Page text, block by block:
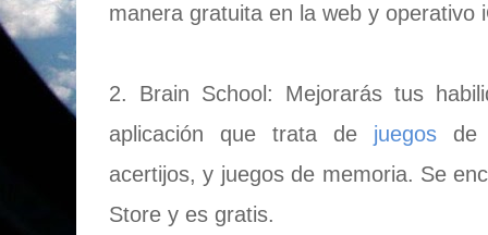
manera gratuita en la web y operativo
2. Brain School: Mejorarás tus
aplicación que trata de juegos de
acertijos, y juegos de memoria. Se
Store y es gratis.